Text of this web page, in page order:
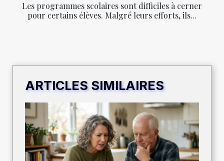
Les programmes scolaires sont difficiles à cerner
pour certains élèves. Malgré leurs efforts, ils...
ARTICLES SIMILAIRES